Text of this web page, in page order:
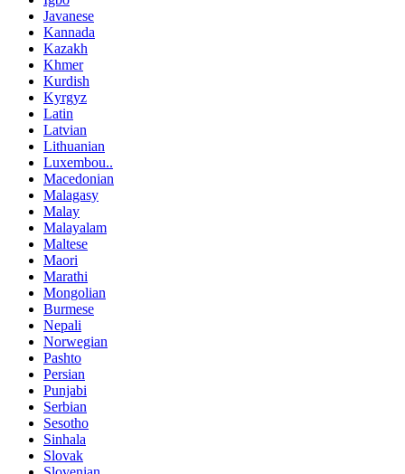
Javanese
Kannada
Kazakh
Khmer
Kurdish
Kyrgyz
Latin
Latvian
Lithuanian
Luxembou..
Macedonian
Malagasy
Malay
Malayalam
Maltese
Maori
Marathi
Mongolian
Burmese
Nepali
Norwegian
Pashto
Persian
Punjabi
Serbian
Sesotho
Sinhala
Slovak